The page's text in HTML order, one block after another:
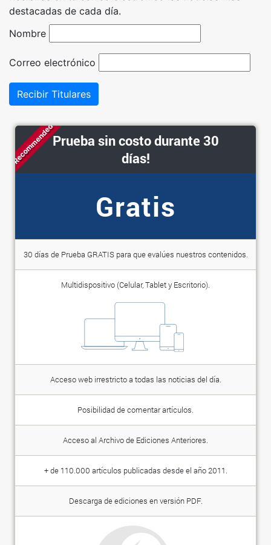
destacadas de cada día.
Nombre
Correo electrónico
Recibir Titulares
RecommendedPrueba sin costo durante 30
días!
Gratis
30 días de Prueba GRATIS para que evalúes nuestros contenidos.
Multidispositivo (Celular, Tablet y Escritorio).
Acceso web irrestricto a todas las noticias del día.
Posibilidad de comentar artículos.
Acceso al Archivo de Ediciones Anteriores.
+ de 110.000 artículos publicadas desde el año 2011.
Descarga de ediciones en versión PDF.